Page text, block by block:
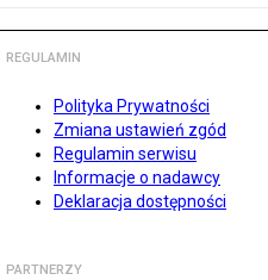
REGULAMIN
Polityka Prywatności
Zmiana ustawień zgód
Regulamin serwisu
Informacje o nadawcy
Deklaracja dostępności
PARTNERZY